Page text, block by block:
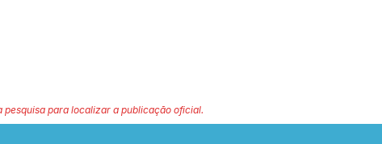
para localizar a publicação oficial.